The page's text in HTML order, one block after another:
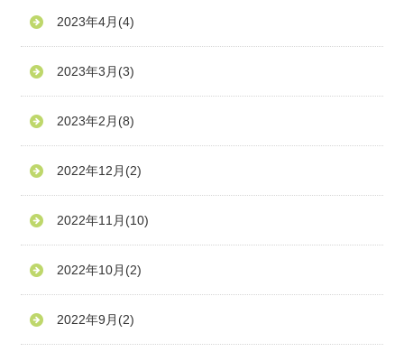
2023年4月 (4)
2023年3月 (3)
2023年2月 (8)
2022年12月 (2)
2022年11月 (10)
2022年10月 (2)
2022年9月 (2)